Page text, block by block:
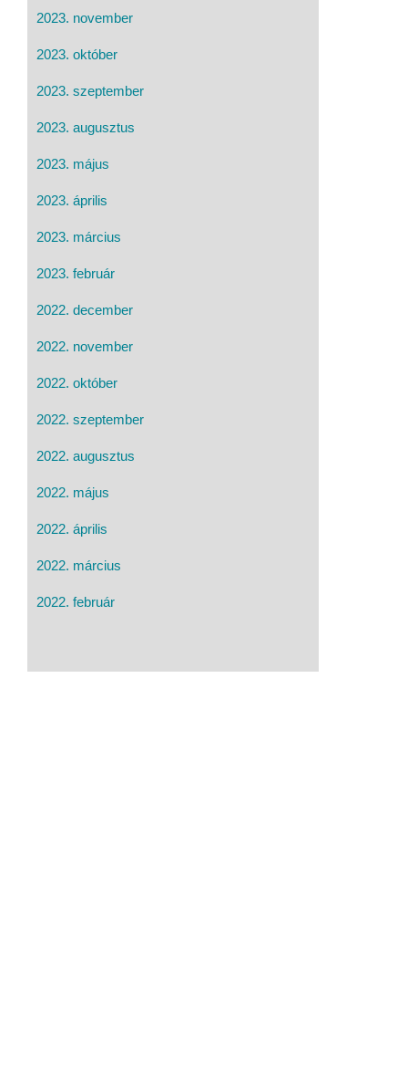
2023. november
2023. október
2023. szeptember
2023. augusztus
2023. május
2023. április
2023. március
2023. február
2022. december
2022. november
2022. október
2022. szeptember
2022. augusztus
2022. május
2022. április
2022. március
2022. február